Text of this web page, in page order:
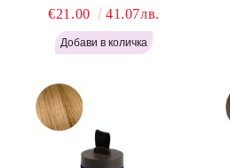
Woman Black 400мл
€21.00 41.07лв.